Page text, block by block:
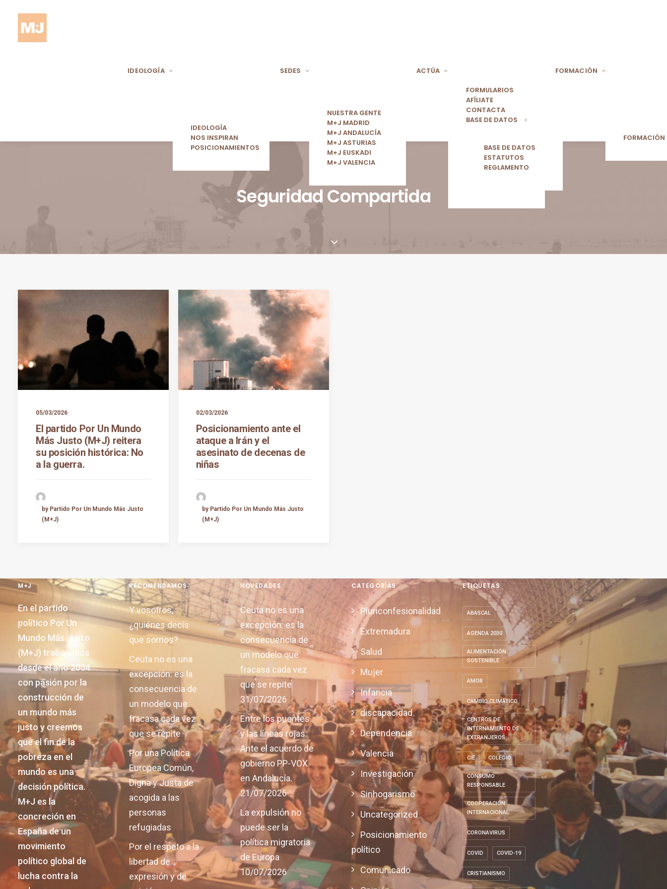
IDEOLOGÍA
IDEOLOGÍA
NOS INSPIRAN
POSICIONAMIENTOS
SEDES
NUESTRA GENTE
M+J MADRID
M+J ANDALUCÍA
M+J ASTURIAS
M+J EUSKADI
M+J VALENCIA
ACTÚA
FORMULARIOS
AFÍLIATE
CONTACTA
BASE DE DATOS
BASE DE DATOS
ESTATUTOS
REGLAMENTO
FORMACIÓN
FORMACIÓN
Seguridad Compartida
05/03/2026
El partido Por Un Mundo
Más Justo (M+J) reitera
su posición histórica: No
a la guerra.
by Partido Por Un Mundo Más Justo
(M+J)
02/03/2026
Posicionamiento ante el
ataque a Irán y el
asesinato de decenas de
niñas
by Partido Por Un Mundo Más Justo
(M+J)
M+J
En el partido
político Por Un
Mundo Más Justo
(M+J) trabajamos
desde el año 2004
con pasión por la
construcción de
un mundo más
justo y creemos
que el fin de la
pobreza en el
mundo es una
decisión política.
M+J es la
concreción en
España de un
movimiento
político global de
lucha contra la
RECOMENDAMOS
Y vosotros,
¿quiénes decís
que somos?
Ceuta no es una
excepción: es la
consecuencia de
un modelo que
fracasa cada vez
que se repite
Por una Política
Europea Común,
Digna y Justa de
acogida a las
personas
refugiadas
Por el respeto a la
libertad de
expresión y de
NOVEDADES
Ceuta no es una
excepción: es la
consecuencia de
un modelo que
fracasa cada vez
que se repite
31/07/2026
Entre los puentes
y las líneas rojas:
Ante el acuerdo de
gobierno PP-VOX
en Andalucía.
21/07/2026
La expulsión no
puede ser la
política migratoria
de Europa
10/07/2026
CATEGORÍAS
Pluriconfesionalidad
Extremadura
Salud
Mujer
Infancia
discapacidad
Dependencia
Valencia
Investigación
Sinhogarismo
Uncategorized
Posicionamiento
político
Comunicado
ETIQUETAS
ABASCAL
AGENDA 2030
ALIMENTACIÓN
SOSTENIBLE
AMOR
CAMBIO CLIMÁTICO
CENTROS DE
INTERNAMIENTO DE
EXTRANJEROS
CIE COLEGIO
CONSUMO
RESPONSABLE
COOPERACIÓN
INTERNACIONAL
CORONAVIRUS
COVID COVID-19
CRISTIANISMO